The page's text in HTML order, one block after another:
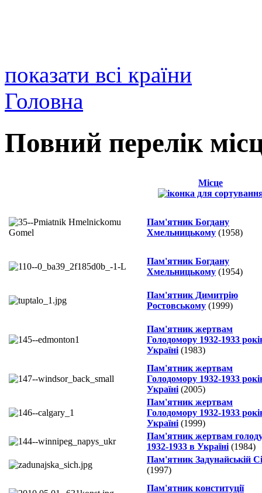
показати всі країни
Головна
Повний перелік
Місце
Пам'ятник Богдану
Хмельницькому (1958)
Пам'ятник Богдану
Хмельницькому (1954)
Пам'ятник Димитрію
Ростовському (1999)
Пам'ятник жертвам
Голодомору 1932-1933
Україні (1983)
Пам'ятник жертвам
Голодомору 1932-1933
Україні (2005)
Пам'ятник жертвам
Голодомору 1932-1933
Україні (1999)
Пам'ятник жертвам
1932-1933 в Україні (1984)
Пам'ятник Задунайській
(1997)
Пам'ятник конституції